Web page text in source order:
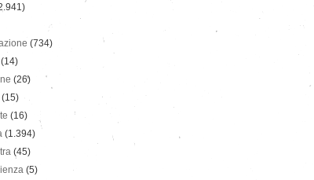
(734)
(14)
(26)
(15)
(16)
(1.394)
(45)
(5)